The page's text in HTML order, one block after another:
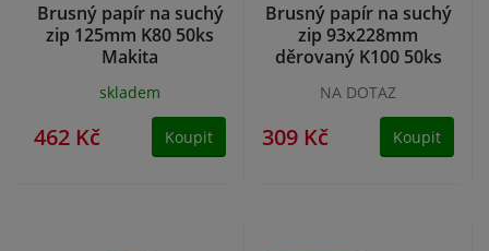
Brusný papír na suchý
zip 125mm K80 50ks
Makita
skladem
462 Kč Koupit
Brusný papír na suchý
zip 93x228mm
děrovaný K100 50ks
NA DOTAZ
309 Kč Koupit